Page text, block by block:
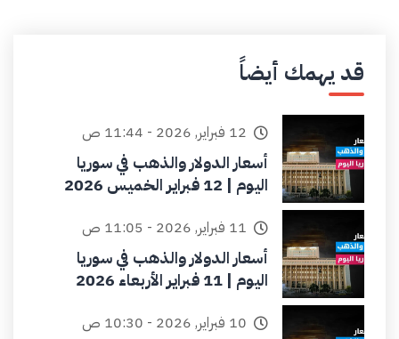
قد يهمك أيضاً
12 فبراير, 2026 - 11:44 ص
أسعار الدولار والذهب في سوريا
اليوم | 12 فبراير الخميس 2026
11 فبراير, 2026 - 11:05 ص
أسعار الدولار والذهب في سوريا
اليوم | 11 فبراير الأربعاء 2026
10 فبراير, 2026 - 10:30 ص